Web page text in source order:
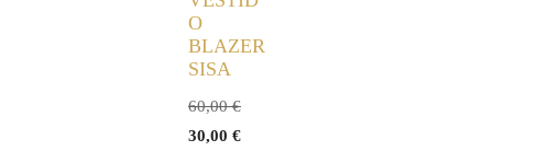
O
BLAZER
SISA
60,00€
30,00 €